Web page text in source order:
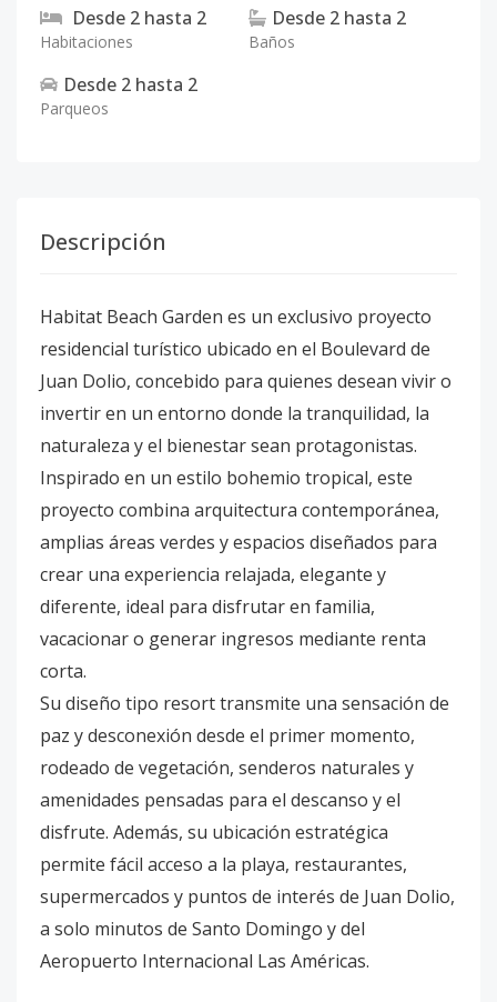
Desde 2 hasta 2
Habitaciones
Desde 2 hasta 2
Baños
Desde 2 hasta 2
Parqueos
Descripción
Habitat Beach Garden es un exclusivo proyecto
residencial turístico ubicado en el Boulevard de
Juan Dolio, concebido para quienes desean vivir o
invertir en un entorno donde la tranquilidad, la
naturaleza y el bienestar sean protagonistas.
Inspirado en un estilo bohemio tropical, este
proyecto combina arquitectura contemporánea,
amplias áreas verdes y espacios diseñados para
crear una experiencia relajada, elegante y
diferente, ideal para disfrutar en familia,
vacacionar o generar ingresos mediante renta
corta.
Su diseño tipo resort transmite una sensación de
paz y desconexión desde el primer momento,
rodeado de vegetación, senderos naturales y
amenidades pensadas para el descanso y el
disfrute. Además, su ubicación estratégica
permite fácil acceso a la playa, restaurantes,
supermercados y puntos de interés de Juan Dolio,
a solo minutos de Santo Domingo y del
Aeropuerto Internacional Las Américas.